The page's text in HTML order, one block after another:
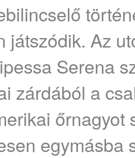
játszódik. Az
Serena
zárdából a
őrnagyot
egymásba